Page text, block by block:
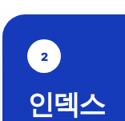
2
인덱스